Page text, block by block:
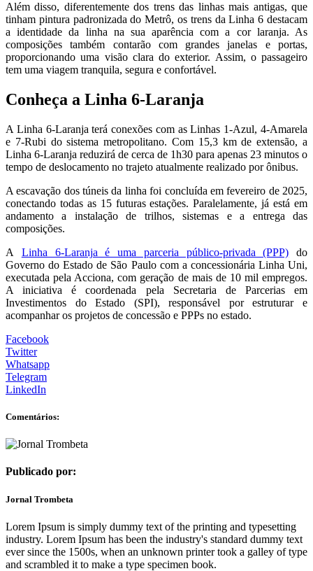
Além disso, diferentemente dos trens das linhas mais antigas, que
tinham pintura padronizada do Metrô, os trens da Linha 6 destacam
a identidade da linha na sua aparência com a cor laranja. As
composições também contarão com grandes janelas e portas,
proporcionando uma visão clara do exterior. Assim, o passageiro
tem uma viagem tranquila, segura e confortável.
Conheça a Linha 6-Laranja
A Linha 6-Laranja terá conexões com as Linhas 1-Azul, 4-Amarela
e 7-Rubi do sistema metropolitano. Com 15,3 km de extensão, a
Linha 6-Laranja reduzirá de cerca de 1h30 para apenas 23 minutos o
tempo de deslocamento no trajeto atualmente realizado por ônibus.
A escavação dos túneis da linha foi concluída em fevereiro de 2025,
conectando todas as 15 futuras estações. Paralelamente, já está em
andamento a instalação de trilhos, sistemas e a entrega das
composições.
A Linha 6-Laranja é uma parceria público-privada (PPP) do
Governo do Estado de São Paulo com a concessionária Linha Uni,
executada pela Acciona, com geração de mais de 10 mil empregos.
A iniciativa é coordenada pela Secretaria de Parcerias em
Investimentos do Estado (SPI), responsável por estruturar e
acompanhar os projetos de concessão e PPPs no estado.
Facebook
Twitter
Whatsapp
Telegram
LinkedIn
Comentários:
Publicado por:
Jornal Trombeta
Lorem Ipsum is simply dummy text of the printing and typesetting
industry. Lorem Ipsum has been the industry's standard dummy text
ever since the 1500s, when an unknown printer took a galley of type
and scrambled it to make a type specimen book.